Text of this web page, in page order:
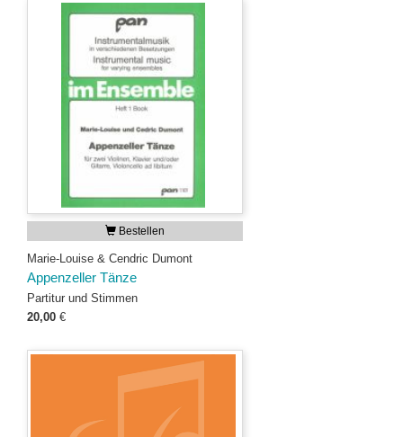
Bestellen
Marie-Louise & Cendric Dumont
Appenzeller Tänze
Partitur und Stimmen
20,00 €